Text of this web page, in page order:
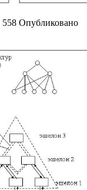
558 Опубликовано